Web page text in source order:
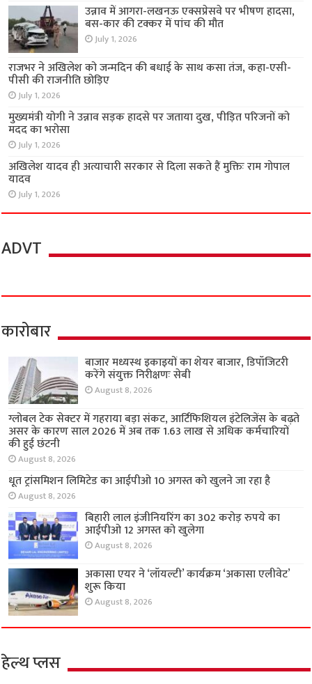
उन्नाव में आगरा-लखनऊ एक्सप्रेसवे पर भीषण हादसा,
बस-कार की टक्कर में पांच की मौत
July 1, 2026
राजभर ने अखिलेश को जन्मदिन की बधाई के साथ कसा तंज, कहा-एसी-
पीसी की राजनीति छोड़िए
July 1, 2026
मुख्यमंत्री योगी ने उन्नाव सड़क हादसे पर जताया दुख, पीड़ित परिजनों को
मदद का भरोसा
July 1, 2026
अखिलेश यादव ही अत्याचारी सरकार से दिला सकते हैं मुक्तिः राम गोपाल
यादव
July 1, 2026
ADVT
कारोबार
बाजार मध्यस्थ इकाइयों का शेयर बाजार, डिपॉजिटरी
करेंगे संयुक्त निरीक्षणः सेबी
August 8, 2026
ग्लोबल टेक सेक्टर में गहराया बड़ा संकट, आर्टिफिशियल इंटेलिजेंस के बढ़ते
असर के कारण साल 2026 में अब तक 1.63 लाख से अधिक कर्मचारियों
की हुई छंटनी
August 8, 2026
धूत ट्रांसमिशन लिमिटेड का आईपीओ 10 अगस्त को खुलने जा रहा है
August 8, 2026
बिहारी लाल इंजीनियरिंग का 302 करोड़ रुपये का
आईपीओ 12 अगस्त को खुलेगा
August 8, 2026
अकासा एयर ने ‘लॉयल्टी’ कार्यक्रम ‘अकासा एलीवेट’
शुरू किया
August 8, 2026
हेल्थ प्लस